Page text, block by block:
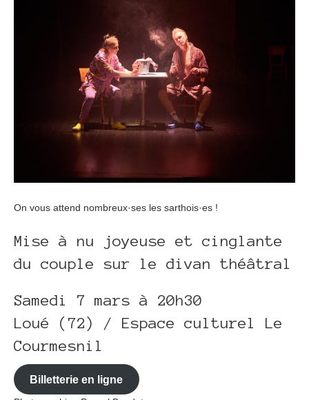
On vous attend nombreux·ses les sarthois·es !
Mise à nu joyeuse et cinglante
du couple sur le divan théâtral
Samedi 7 mars à 20h30
Loué (72) / Espace culturel Le
Courmesnil
Billetterie en ligne